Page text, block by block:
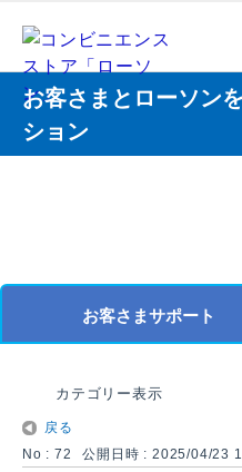
お客さまとローソン
ション
お客さまサポート
カテゴリー表示
戻る
No : 72
公開日時 : 2025/04/23